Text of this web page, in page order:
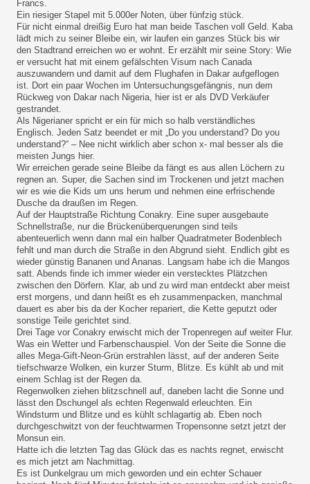
Francs.
Ein riesiger Stapel mit 5.000er Noten, über fünfzig stück.
Für nicht einmal dreißig Euro hat man beide Taschen voll Geld. Kaba
lädt mich zu seiner Bleibe ein, wir laufen ein ganzes Stück bis wir
den Stadtrand erreichen wo er wohnt. Er erzählt mir seine Story: Wie
er versucht hat mit einem gefälschten Visum nach Canada
auszuwandern und damit auf dem Flughafen in Dakar aufgeflogen
ist. Dort ein paar Wochen im Untersuchungsgefängnis, nun dem
Rückweg von Dakar nach Nigeria, hier ist er als DVD Verkäufer
gestrandet.
Als Nigerianer spricht er ein für mich so halb verständliches
Englisch. Jeden Satz beendet er mit „Do you understand? Do you
understand?“ – Nee nicht wirklich aber schon x- mal besser als die
meisten Jungs hier.
Wir erreichen gerade seine Bleibe da fängt es aus allen Löchern zu
regnen an. Super, die Sachen sind im Trockenen und jetzt machen
wir es wie die Kids um uns herum und nehmen eine erfrischende
Dusche da draußen im Regen.
Auf der Hauptstraße Richtung Conakry. Eine super ausgebaute
Schnellstraße, nur die Brückenüberquerungen sind teils
abenteuerlich wenn dann mal ein halber Quadratmeter Bodenblech
fehlt und man durch die Straße in den Abgrund sieht. Endlich gibt es
wieder günstig Bananen und Ananas. Langsam habe ich die Mangos
satt. Abends finde ich immer wieder ein verstecktes Plätzchen
zwischen den Dörfern. Klar, ab und zu wird man entdeckt aber meist
erst morgens, und dann heißt es eh zusammenpacken, manchmal
dauert es aber bis da der Kocher repariert, die Kette geputzt oder
sonstige Teile gerichtet sind.
Drei Tage vor Conakry erwischt mich der Tropenregen auf weiter Flur.
Was ein Wetter und Farbenschauspiel. Von der Seite die Sonne die
alles Mega-Gift-Neon-Grün erstrahlen lässt, auf der anderen Seite
tiefschwarze Wolken, ein kurzer Sturm, Blitze. Es kühlt ab und mit
einem Schlag ist der Regen da.
Regenwolken ziehen blitzschnell auf, daneben lacht die Sonne und
lässt den Dschungel als echten Regenwald erleuchten. Ein
Windsturm und Blitze und es kühlt schlagartig ab. Eben noch
durchgeschwitzt von der feuchtwarmen Tropensonne setzt jetzt der
Monsun ein.
Hatte ich die letzten Tag das Glück das es nachts regnet, erwischt
es mich jetzt am Nachmittag.
Es ist Dunkelgrau um mich geworden und ein echter Schauer